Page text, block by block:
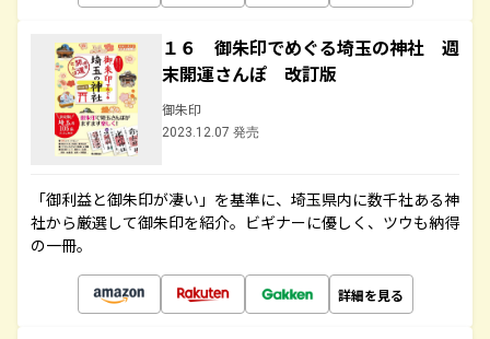
１６ 御朱印でめぐる埼玉の神社 週
末開運さんぽ 改訂版
御朱印
2023.12.07 発売
「御利益と御朱印が凄い」を基準に、埼玉県内に数千社ある神
社から厳選して御朱印を紹介。ビギナーに優しく、ツウも納得
の一冊。
詳細を見る